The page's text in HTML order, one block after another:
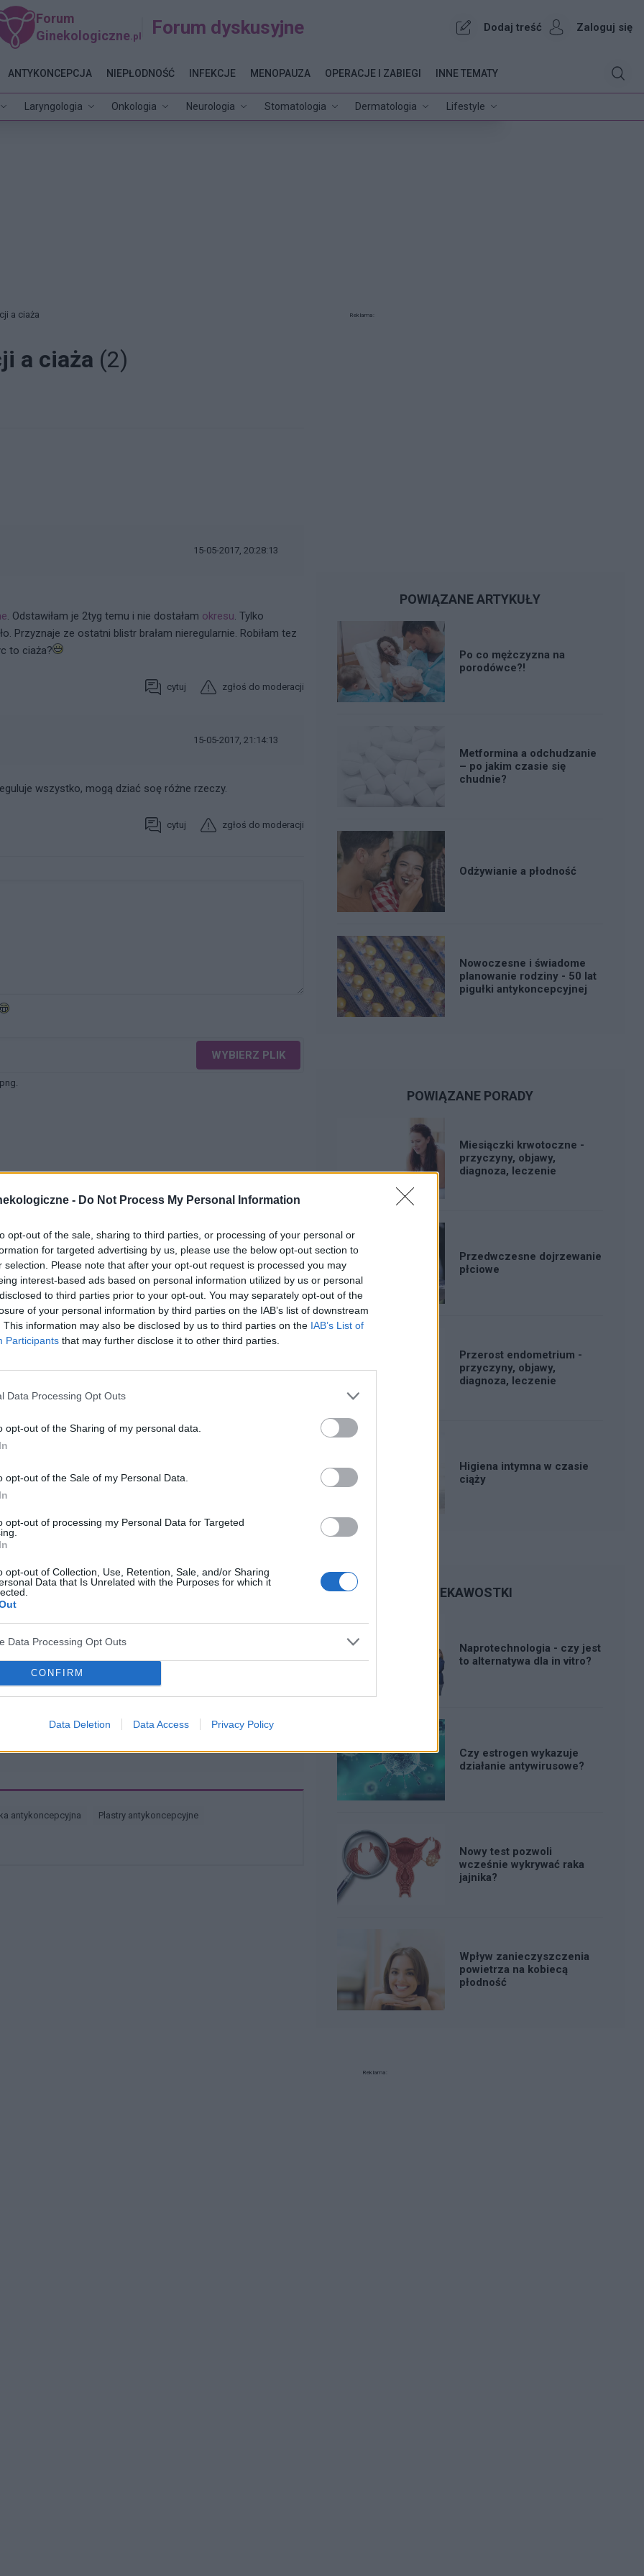
- Do Not Process My Personal Information
opt-out of the sale, sharing to third parties, or processing of your personal or
for targeted advertising by us, please use the below opt-out section to
selection. Please note that after your opt-out request is processed you may
interest-based ads based on personal information utilized by us or personal
to third parties prior to your opt-out. You may separately opt-out of the
of your personal information by third parties on the IAB’s list of downstream
This information may also be disclosed by us to third parties on the IAB’s List of
Participants that may further disclose it to other third parties.
Data Processing Opt Outs
opt-out of the Sharing of my personal data.
opt-out of the Sale of my Personal Data.
opt-out of processing my Personal Data for Targeted
opt-out of Collection, Use, Retention, Sale, and/or Sharing
Data that Is Unrelated with the Purposes for which it
Data Processing Opt Outs
CONFIRM
Data Deletion Data Access Privacy Policy
Forum
Ginekologiczne .pl Forum dyskusyjne Dodaj treść Zaloguj się
Laryngologia Onkologia Neurologia Stomatologia Dermatologia Lifestyle
ANTYKONCEPCJA NIEPŁODNOŚĆ INFEKCJE MENOPAUZA OPERACJE I ZABIEGI INNE TEMATY
a ciaża
a ciaża (2)
15-05-2017, 20:28:13
. Odstawiłam je 2tyg temu i nie dostałam okresu. Tylko
Przyznaje ze ostatni blistr brałam nieregularnie. Robiłam tez
to ciaża?
cytuj zgłoś do moderacji
15-05-2017, 21:14:13
wszystko, mogą dziać soę różne rzeczy.
cytuj zgłoś do moderacji
WYBIERZ PLIK
WYŚLIJ
od początku do konca dotknolem palcem z małą
byl do konca... wiem powinnam sie
jakies dziwne objawy zrobilam test...
i chcę je odstawić ze względu na ciągłe
okres?
2 godzin ..za 4 Razem pękła prezerwatywa i
owu. Czy jest szansa na ciążę ? Czy może za 4
antykoncepcyjna plastry antykoncepcyjne
Reklama:
POWIĄZANE ARTYKUŁY
Po co mężczyzna na
porodówce?!
Metformina a odchudzanie
– po jakim czasie się
chudnie?
Odżywianie a płodność
Nowoczesne i świadome
planowanie rodziny - 50 lat
pigułki antykoncepcyjnej
POWIĄZANE PORADY
Miesiączki krwotoczne -
przyczyny, objawy,
diagnoza, leczenie
Przedwczesne dojrzewanie
płciowe
Przerost endometrium -
przyczyny, objawy,
diagnoza, leczenie
Higiena intymna w czasie
ciąży
CIEKAWOSTKI
Naprotechnologia - czy jest
to alternatywa dla in vitro?
Czy estrogen wykazuje
działanie antywirusowe?
Nowy test pozwoli
wcześnie wykrywać raka
jajnika?
Wpływ zanieczyszczenia
powietrza na kobiecą
płodność
Reklama: